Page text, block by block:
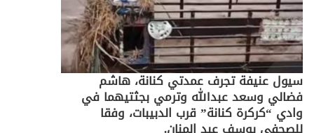
سيول عنيفة تجرف عمدتي كنانة، هاشم
فضالي وسعد عبدالله وترمي بجثتيهما في
وادي “كركرة كنانة” قرب الدبيبات، وفقا